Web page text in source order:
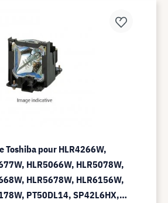
Toshiba pour HLR4266W,
HLR5066W, HLR5078W,
HLR5678W, HLR6156W,
PT50DL14, SP42L6HX,